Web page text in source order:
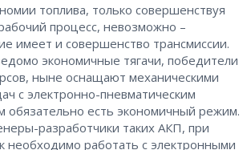
топлива, только совершенствуя
процесс, невозможно –
имеет и совершенство трансмиссии.
экономичные тягачи, победители
ныне оснащают механическими
с электронно-пневматическим
обязательно есть экономичный режим.
разработчики таких АКП, при
необходимо работать с электронными